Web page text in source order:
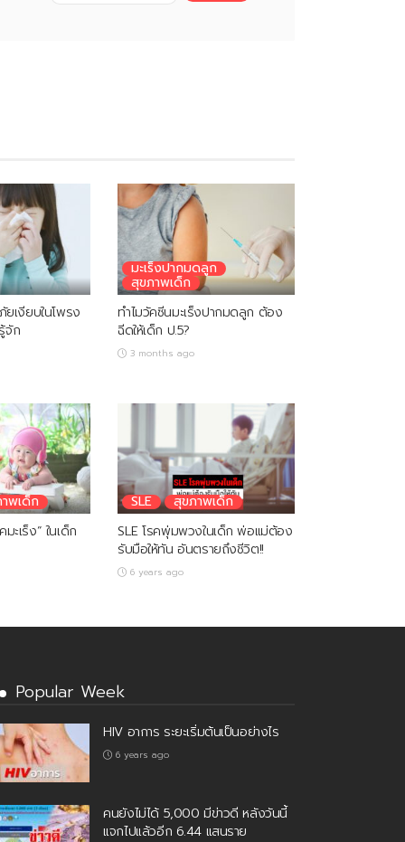
ยเงียบในโพรง
จัก
มะเร็งปากมดลูก
สุขภาพเด็ก
ทำไมวัคซีนมะเร็งปากมดลูก ต้อง
ฉีดให้เด็ก ป.5?
3 months ago
พเด็ก
มะเร็ง” ในเด็ก
SLE
สุขภาพเด็ก
SLE โรคพุ่มพวงในเด็ก พ่อแม่ต้อง
รับมือให้ทัน อันตรายถึงชีวิต!!
6 years ago
Popular Week
HIV อาการ ระยะเริ่มต้นเป็นอย่างไร
6 years ago
คนยังไม่ได้ 5,000 มีข่าวดี หลังวันนี้
แจกไปแล้วอีก 6.44 แสนราย